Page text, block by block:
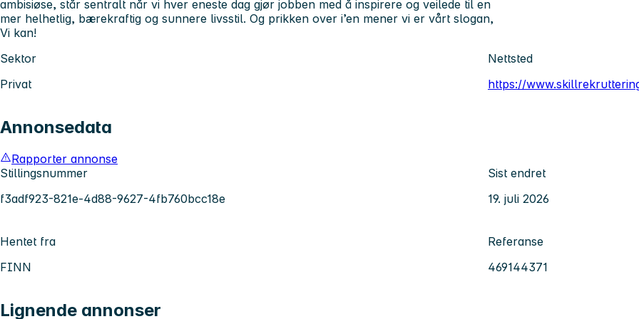
ambisiøse, står sentralt når vi hver eneste dag gjør jobben med å inspirere og veilede til en
mer helhetlig, bærekraftig og sunnere livsstil. Og prikken over i’en mener vi er vårt slogan,
Vi kan!
Sektor
Privat
Nettsted
https://
Annonsedata
Rapporter annonse
Stillingsnummer
f3adf923-821e-4d88-9627-4fb760bcc18e
Sist endret
19. juli 2026
Hentet fra
FINN
Referanse
469144371
Lignende annonser